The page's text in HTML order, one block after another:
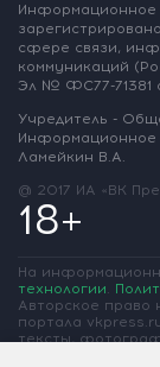
Информационное
зарегистрировано
сфере связи,
коммуникаций
Эл № ФС77-71381
Учредитель -
Информационное
Ламейкин В.А.
@ 2017 ИА «ВК
18+
На
технологии.
Авторское право
портала
тексты,